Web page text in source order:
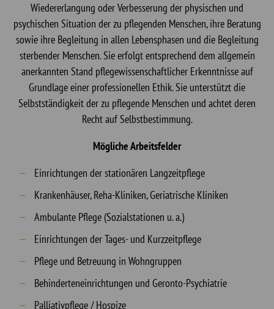
Wiedererlangung oder Verbesserung der physischen und
psychischen Situation der zu pflegenden Menschen, ihre Beratung
sowie ihre Begleitung in allen Lebensphasen und die Begleitung
sterbender Menschen. Sie erfolgt entsprechend dem allgemein
anerkannten Stand pflegewissenschaftlicher Erkenntnisse auf
Grundlage einer professionellen Ethik. Sie unterstützt die
Selbstständigkeit der zu pflegende Menschen und achtet deren
Recht auf Selbstbestimmung.
Mögliche Arbeitsfelder
Einrichtungen der stationären Langzeitpflege
Krankenhäuser, Reha-Kliniken, Geriatrische Kliniken
Ambulante Pflege (Sozialstationen u. a.)
Einrichtungen der Tages- und Kurzzeitpflege
Pflege und Betreuung in Wohngruppen
Behinderteneinrichtungen und Geronto-Psychiatrie
Palliativpflege / Hospize